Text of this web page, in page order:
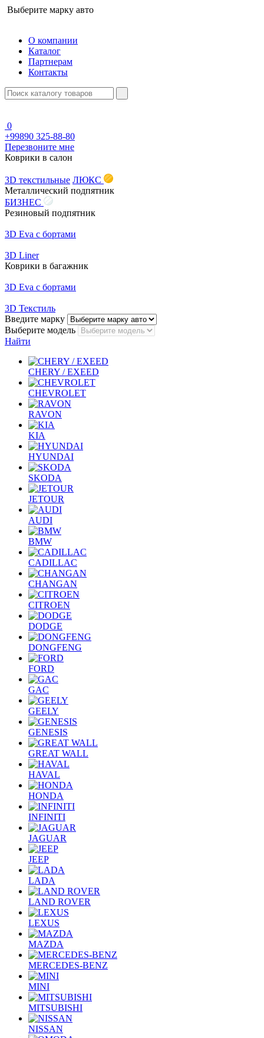
Выберите марку авто
О компании
Каталог
Партнерам
Контакты
0
+99890 325-88-80
Перезвоните мне
Коврики в салон
3D текстильные ЛЮКС
Металлический подпятник
БИЗНЕС
Резиновый подпятник
3D Eva с бортами
3D Liner
Коврики в багажник
3D Eva с бортами
3D Текстиль
Введите марку
Выберите модель
Найти
CHERY / EXEED
CHEVROLET
RAVON
KIA
HYUNDAI
SKODA
JETOUR
AUDI
BMW
CADILLAC
CHANGAN
CITROEN
DODGE
DONGFENG
FORD
GAC
GEELY
GENESIS
GREAT WALL
HAVAL
HONDA
INFINITI
JAGUAR
JEEP
LADA
LAND ROVER
LEXUS
MAZDA
MERCEDES-BENZ
MINI
MITSUBISHI
NISSAN